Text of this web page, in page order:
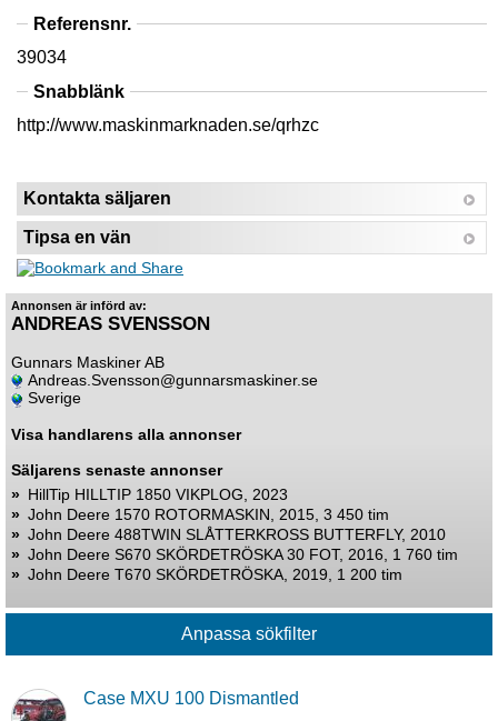
Annonsen är införd av:
ANDREAS SVENSSON
Gunnars Maskiner AB
Andreas.Svensson@gunnarsmaskiner.se
Sverige
Visa handlarens alla annonser
Säljarens senaste annonser
» HillTip HILLTIP 1850 VIKPLOG, 2023
» John Deere 1570 ROTORMASKIN, 2015, 3 450 tim
» John Deere 488TWIN SLÅTTERKROSS BUTTERFLY, 2010
» John Deere S670 SKÖRDETRÖSKA 30 FOT, 2016, 1 760 tim
» John Deere T670 SKÖRDETRÖSKA, 2019, 1 200 tim
Referensnr.
39034
Snabblänk
http://www.maskinmarknaden.se/qrhzc
Kontakta säljaren
Tipsa en vän
Case MXU 100 Dismantled